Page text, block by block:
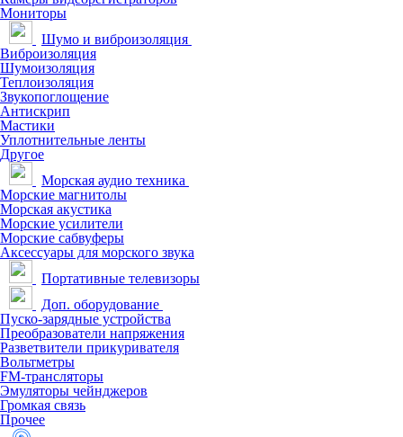
Мониторы
Шумо и виброизоляция
Виброизоляция
Шумоизоляция
Теплоизоляция
Звукопоглощение
Антискрип
Мастики
Уплотнительные ленты
Другое
Морская аудио техника
Морские магнитолы
Морская акустика
Морские усилители
Морские сабвуферы
Аксессуары для морского звука
Портативные телевизоры
Доп. оборудование
Пуско-зарядные устройства
Преобразователи напряжения
Разветвители прикуривателя
Вольтметры
FM-трансляторы
Эмуляторы чейнджеров
Громкая связь
Прочее